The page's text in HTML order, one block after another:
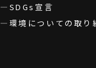
SDGs宣言
環境についての取り